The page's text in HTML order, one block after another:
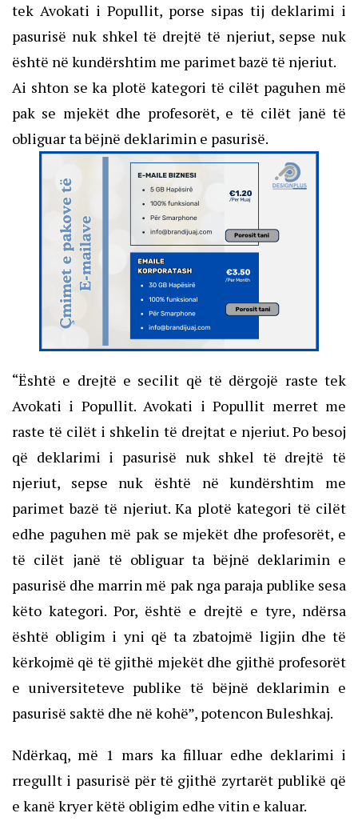
tek Avokati i Popullit, porse sipas tij deklarimi i
pasurisë nuk shkel të drejtë të njeriut, sepse nuk
është në kundërshtim me parimet bazë të njeriut.
Ai shton se ka plotë kategori të cilët paguhen më
pak se mjekët dhe profesorët, e të cilët janë të
obliguar ta bëjnë deklarimin e pasurisë.
“Është e drejtë e secilit që të dërgojë raste tek
Avokati i Popullit. Avokati i Popullit merret me
raste të cilët i shkelin të drejtat e njeriut. Po besoj
që deklarimi i pasurisë nuk shkel të drejtë të
njeriut, sepse nuk është në kundërshtim me
parimet bazë të njeriut. Ka plotë kategori të cilët
edhe paguhen më pak se mjekët dhe profesorët, e
të cilët janë të obliguar ta bëjnë deklarimin e
pasurisë dhe marrin më pak nga paraja publike sesa
këto kategori. Por, është e drejtë e tyre, ndërsa
është obligim i yni që ta zbatojmë ligjin dhe të
kërkojmë që të gjithë mjekët dhe gjithë profesorët
e universiteteve publike të bëjnë deklarimin e
pasurisë saktë dhe në kohë”, potencon Buleshkaj.
Ndërkaq, më 1 mars ka filluar edhe deklarimi i
rregullt i pasurisë për të gjithë zyrtarët publikë që
e kanë kryer këtë obligim edhe vitin e kaluar.